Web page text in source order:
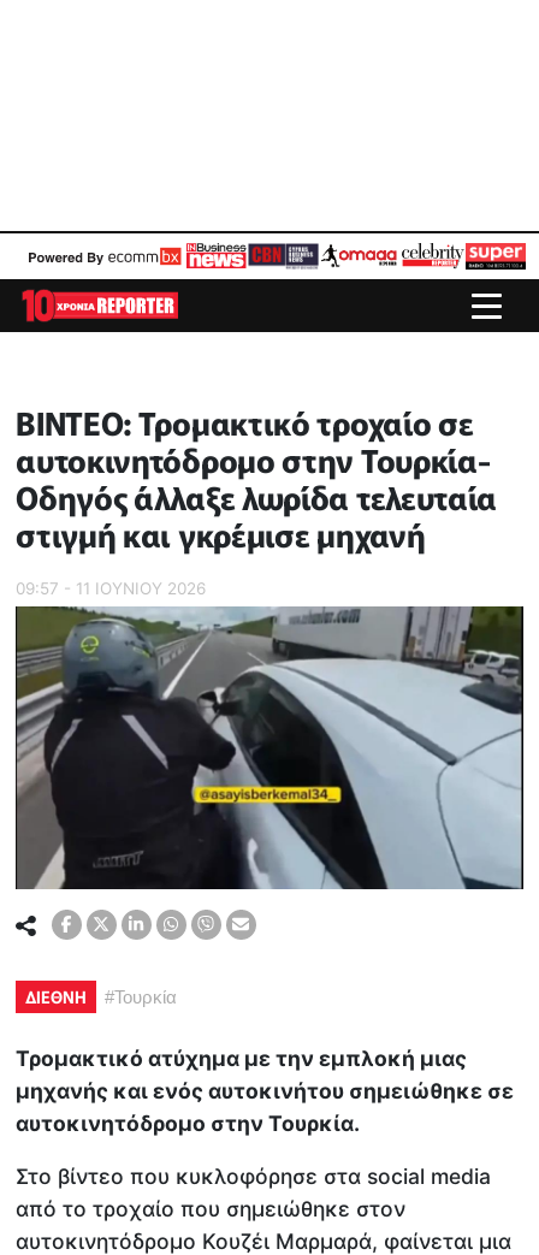
ΒΙΝΤΕΟ: Τρομακτικό τροχαίο σε
αυτοκινητόδρομο στην Τουρκία-
Οδηγός άλλαξε λωρίδα τελευταία
στιγμή και γκρέμισε μηχανή
09:57 - 11 ΙΟΥΝΙΟΥ 2026
ΔΙΕΘΝΗ #Τουρκία
Τρομακτικό ατύχημα με την εμπλοκή μιας
μηχανής και ενός αυτοκινήτου σημειώθηκε σε
αυτοκινητόδρομο στην Τουρκία.
Στο βίντεο που κυκλοφόρησε στα social media
από το τροχαίο που σημειώθηκε στον
αυτοκινητόδρομο Κουζέι Μαρμαρά, φαίνεται μια